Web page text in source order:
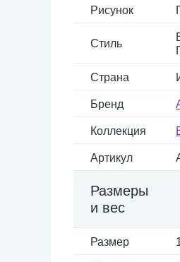
Рисунок
Стиль
Страна
Бренд
Коллекция
Артикул
Размеры
и вес
Размер